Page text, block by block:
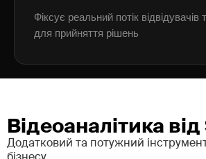
Фіксує реальний потік відвідувачів
для прийняття рішень
Відеоаналітика від
Додатковий та потужний